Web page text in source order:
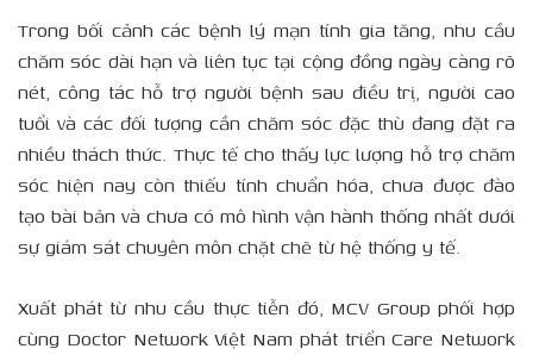
Trong bối cảnh các bệnh lý mạn tính gia tăng, nhu cầu
chăm sóc dài hạn và liên tục tại cộng đồng ngày càng rõ
nét, công tác hỗ trợ người bệnh sau điều trị, người cao
tuổi và các đối tượng cần chăm sóc đặc thù đang đặt ra
nhiều thách thức. Thực tế cho thấy lực lượng hỗ trợ chăm
sóc hiện nay còn thiếu tính chuẩn hóa, chưa được đào
tạo bài bản và chưa có mô hình vận hành thống nhất dưới
sự giám sát chuyên môn chặt chẽ từ hệ thống y tế.
Xuất phát từ nhu cầu thực tiễn đó, MCV Group phối hợp
cùng Doctor Network Việt Nam phát triển Care Network